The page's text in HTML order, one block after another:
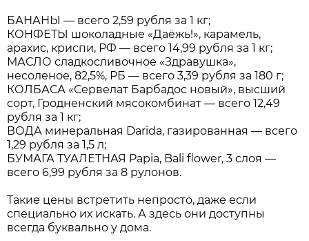
БАНАНЫ — всего 2,59 рубля за 1 кг;
КОНФЕТЫ шоколадные «Даёжь!», карамель,
арахис, криспи, РФ — всего 14,99 рубля за 1 кг;
МАСЛО сладкосливочное «Здравушка»,
несоленое, 82,5%, РБ — всего 3,39 рубля за 180 г;
КОЛБАСА «Сервелат Барбадос новый», высший
сорт, Гродненский мясокомбинат — всего 12,49
рубля за 1 кг;
ВОДА минеральная Darida, газированная — всего
1,29 рубля за 1,5 л;
БУМАГА ТУАЛЕТНАЯ Papia, Bali flower, 3 слоя —
всего 6,99 рубля за 8 рулонов.
Такие цены встретить непросто, даже если
специально их искать. А здесь они доступны
всегда буквально у дома.